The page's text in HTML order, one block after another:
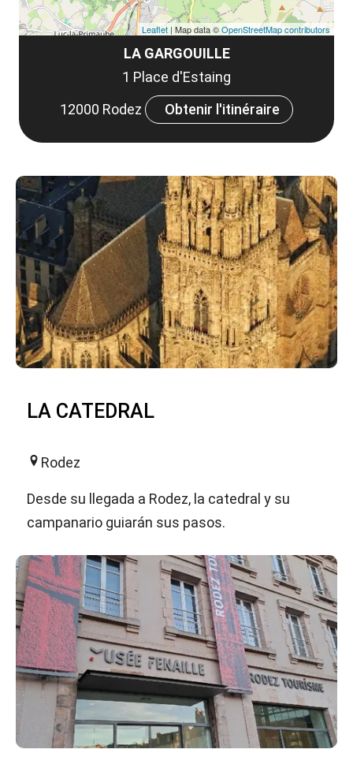
LA GARGOUILLE
1 Place d'Estaing
12000 Rodez
Obtenir l'itinéraire
Leaflet | Map data ©OpenStreetMap contributors
LA CATEDRAL
Rodez
Desde su llegada a Rodez, la catedral y su
campanario guiarán sus pasos.